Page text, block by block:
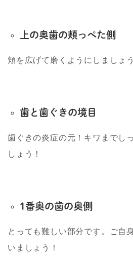
上の奥歯の頬っぺた側
頬を広げて磨くようにしましょう
歯と歯ぐきの境目
歯ぐきの炎症の元！キワまでし
しょう！
1番奥の歯の奥側
とっても難しい部分です。ご自
いましょう！